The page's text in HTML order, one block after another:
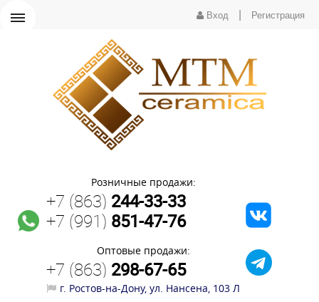
Вход Регистрация
Розничные продажи:
+7 (863) 244-33-33
+7 (991) 851-47-76
Оптовые продажи:
+7 (863) 298-67-65
г. Ростов-на-Дону, ул. Нансена, 103 Л